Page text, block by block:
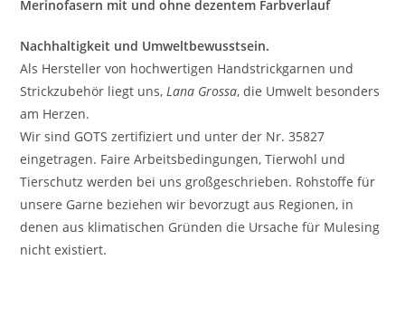
Merinofasern mit und ohne dezentem Farbverlauf
Nachhaltigkeit und Umweltbewusstsein.
Als Hersteller von hochwertigen Handstrickgarnen und
Strickzubehör liegt uns,Lana Grossa, die Umwelt besonders
am Herzen.
Wir sind GOTS zertifiziert und unter der Nr. 35827
eingetragen. Faire Arbeitsbedingungen, Tierwohl und
Tierschutz werden bei uns großgeschrieben. Rohstoffe für
unsere Garne beziehen wir bevorzugt aus Regionen, in
denen aus klimatischen Gründen die Ursache für Mulesing
nicht existiert.